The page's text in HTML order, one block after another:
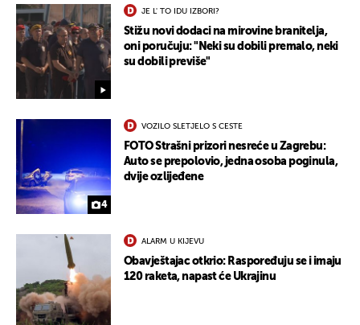
JE L' TO IDU IZBORI?
Stižu novi dodaci na mirovine branitelja,
oni poručuju: "Neki su dobili premalo, neki
su dobili previše"
4
VOZILO SLETJELO S CESTE
FOTO Strašni prizori nesreće u Zagrebu:
Auto se prepolovio, jedna osoba poginula,
dvije ozlijeđene
ALARM U KIJEVU
Obavještajac otkrio: Raspoređuju se i imaju
120 raketa, napast će Ukrajinu